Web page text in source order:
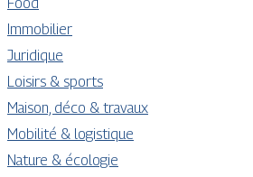
Immobilier
Juridique
Loisirs & sports
Maison, déco & travaux
Mobilité & logistique
Nature & écologie